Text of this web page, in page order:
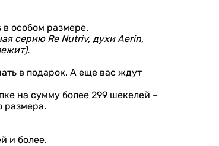
особом размере.
серию Re Nutriv, духи Аеrin,
в подарок. А еще вас ждут
на сумму более 299 шекелей –
размера.
и более.